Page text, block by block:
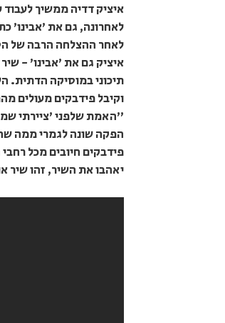
איציק דדיה ממשיך
לאחרונה, גם את 'אבינו'
לאחר ההצלחה הרבה של
איציק גם את 'אבינו' -
תיכוני במוסיקה הדתית.
וקיבל פידבקים מעולים
"האמת שלפני 'ציירתי
הפקה שונה לגמרי ממה
פידבקים חיובים מכל
יאהבו את השיר, זהו שיר